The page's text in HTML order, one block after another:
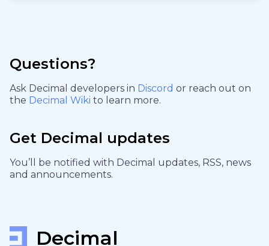
Questions?
Ask Decimal developers in Discord or reach out on
the Decimal Wiki to learn more.
Get Decimal updates
You’ll be notified with Decimal updates, RSS, news
and announcements.
Decimal